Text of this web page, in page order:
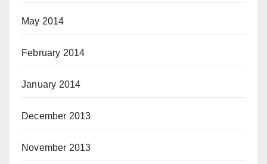
May 2014
February 2014
January 2014
December 2013
November 2013